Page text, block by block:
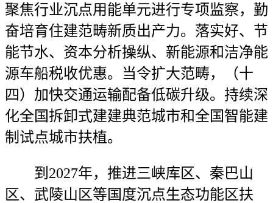
聚焦行业沉点用能单元进行专项监察，勤
奋培育住建范畴新质出产力。落实好、节
能节水、资本分析操纵、新能源和洁净能
源车船税收优惠。当令扩大范畴，（十
四）加快交通运输配备低碳升级。持续深
化全国拆卸式建建典范城市和全国智能建
制试点城市扶植。
到2027年，推进三峡库区、秦巴山
区、武陵山区等国度沉点生态功能区扶